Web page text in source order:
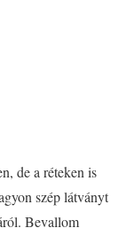
de a réteken is
szép látványt
Bevallom